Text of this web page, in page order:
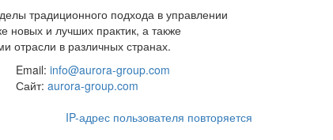
традиционного подхода в управлении
новых и лучших практик, а также
отрасли в различных странах.
Email: info@aurora-group.com
Сайт: aurora-group.com
IP-адрес пользователя повторяется